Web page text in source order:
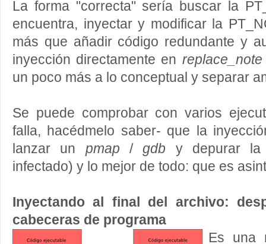
La forma "correcta" sería buscar la
encuentra, inyectar y modificar la
más que añadir código redundante y
inyección directamente en replace_note
un poco más a lo conceptual y separar
Se puede comprobar con varios
falla, hacédmelo saber- que la
lanzar un pmap /gdb y depurar la
infectado) y lo mejor de todo: que es
Inyectando al final del archivo:
cabeceras de programa
Es una